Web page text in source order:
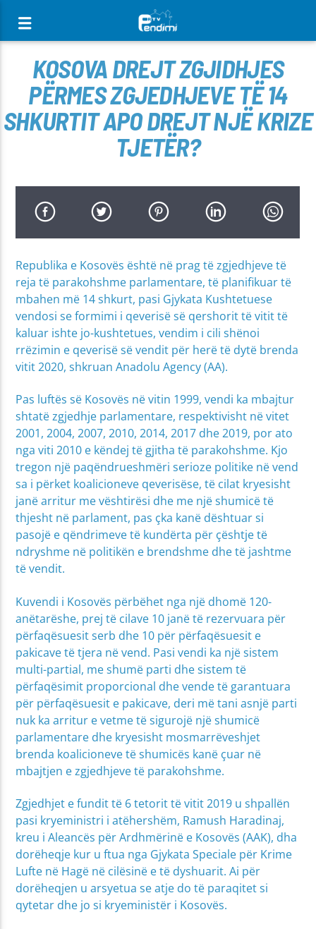
KOSOVA DREJT ZGJIDHJES
PËRMES ZGJEDHJEVE TË 14
SHKURTIT APO DREJT NJË KRIZE
TJETËR?
Republika e Kosovës është në prag të zgjedhjeve të
reja të parakohshme parlamentare, të planifikuar të
mbahen më 14 shkurt, pasi Gjykata Kushtetuese
vendosi se formimi i qeverisë së qershorit të vitit të
kaluar ishte jo-kushtetues, vendim i cili shënoi
rrëzimin e qeverisë së vendit për herë të dytë brenda
vitit 2020, shkruan Anadolu Agency (AA).
Pas luftës së Kosovës në vitin 1999, vendi ka mbajtur
shtatë zgjedhje parlamentare, respektivisht në vitet
2001, 2004, 2007, 2010, 2014, 2017 dhe 2019, por ato
nga viti 2010 e këndej të gjitha të parakohshme. Kjo
tregon një paqëndrueshmëri serioze politike në vend
sa i përket koalicioneve qeverisëse, të cilat kryesisht
janë arritur me vështirësi dhe me një shumicë të
thjesht në parlament, pas çka kanë dështuar si
pasojë e qëndrimeve të kundërta për çështje të
ndryshme në politikën e brendshme dhe të jashtme
të vendit.
Kuvendi i Kosovës përbëhet nga një dhomë 120-
anëtarëshe, prej të cilave 10 janë të rezervuara për
përfaqësuesit serb dhe 10 për përfaqësuesit e
pakicave të tjera në vend. Pasi vendi ka një sistem
multi-partial, me shumë parti dhe sistem të
përfaqësimit proporcional dhe vende të garantuara
për përfaqësuesit e pakicave, deri më tani asnjë parti
nuk ka arritur e vetme të sigurojë një shumicë
parlamentare dhe kryesisht mosmarrëveshjet
brenda koalicioneve të shumicës kanë çuar në
mbajtjen e zgjedhjeve të parakohshme.
Zgjedhjet e fundit të 6 tetorit të vitit 2019 u shpallën
pasi kryeministri i atëhershëm, Ramush Haradinaj,
kreu i Aleancës për Ardhmërinë e Kosovës (AAK), dha
dorëheqje kur u ftua nga Gjykata Speciale për Krime
Lufte në Hagë në cilësinë e të dyshuarit. Ai për
dorëheqjen u arsyetua se atje do të paraqitet si
qytetar dhe jo si kryeministër i Kosovës.